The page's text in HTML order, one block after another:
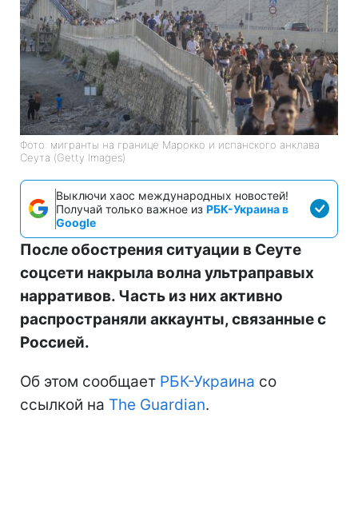
Фото: мигранты на границе Марокко и испанского анклава
Сеута (Getty Images)
Выключи хаос международных новостей!
Получай только важное из РБК-Украина в
Google
После обострения ситуации в Сеуте
соцсети накрыла волна ультраправых
нарративов. Часть из них активно
распространяли аккаунты, связанные с
Россией.
Об этом сообщает РБК-Украина со
ссылкой на The Guardian.